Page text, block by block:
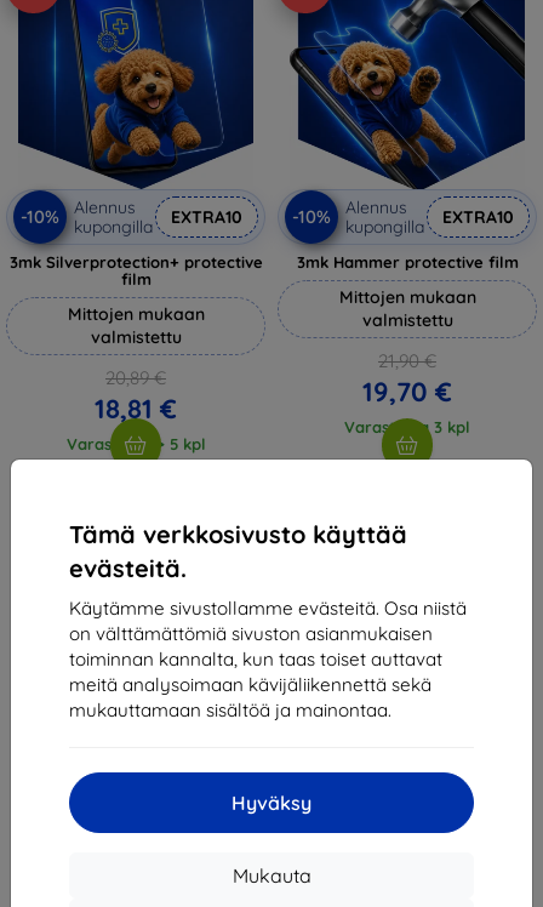
Tämä verkkosivusto käyttää
evästeitä.
Käytämme sivustollamme evästeitä. Osa niistä
on välttämättömiä sivuston asianmukaisen
toiminnan kannalta, kun taas toiset auttavat
meitä analysoimaan kävijäliikennettä sekä
mukauttamaan sisältöä ja mainontaa.
Hyväksy
Mukauta
-10%
Alennus
kupongilla
EXTRA10
3mk Silverprotection+ protective
film
Mittojen mukaan
valmistettu
20,89 €
18,81 €
Varastossa > 5 kpl
-10%
Alennus
kupongilla
EXTRA10
3mk Hammer protective film
Mittojen mukaan
valmistettu
21,90 €
19,70 €
Varastossa 3 kpl
yhteensä .
«
Shield-SK s.r.o.
SK2023549671